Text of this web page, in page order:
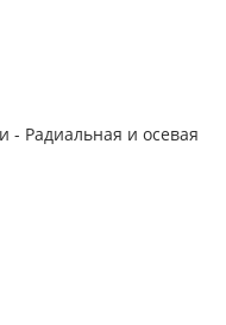
- Радиальная и осевая